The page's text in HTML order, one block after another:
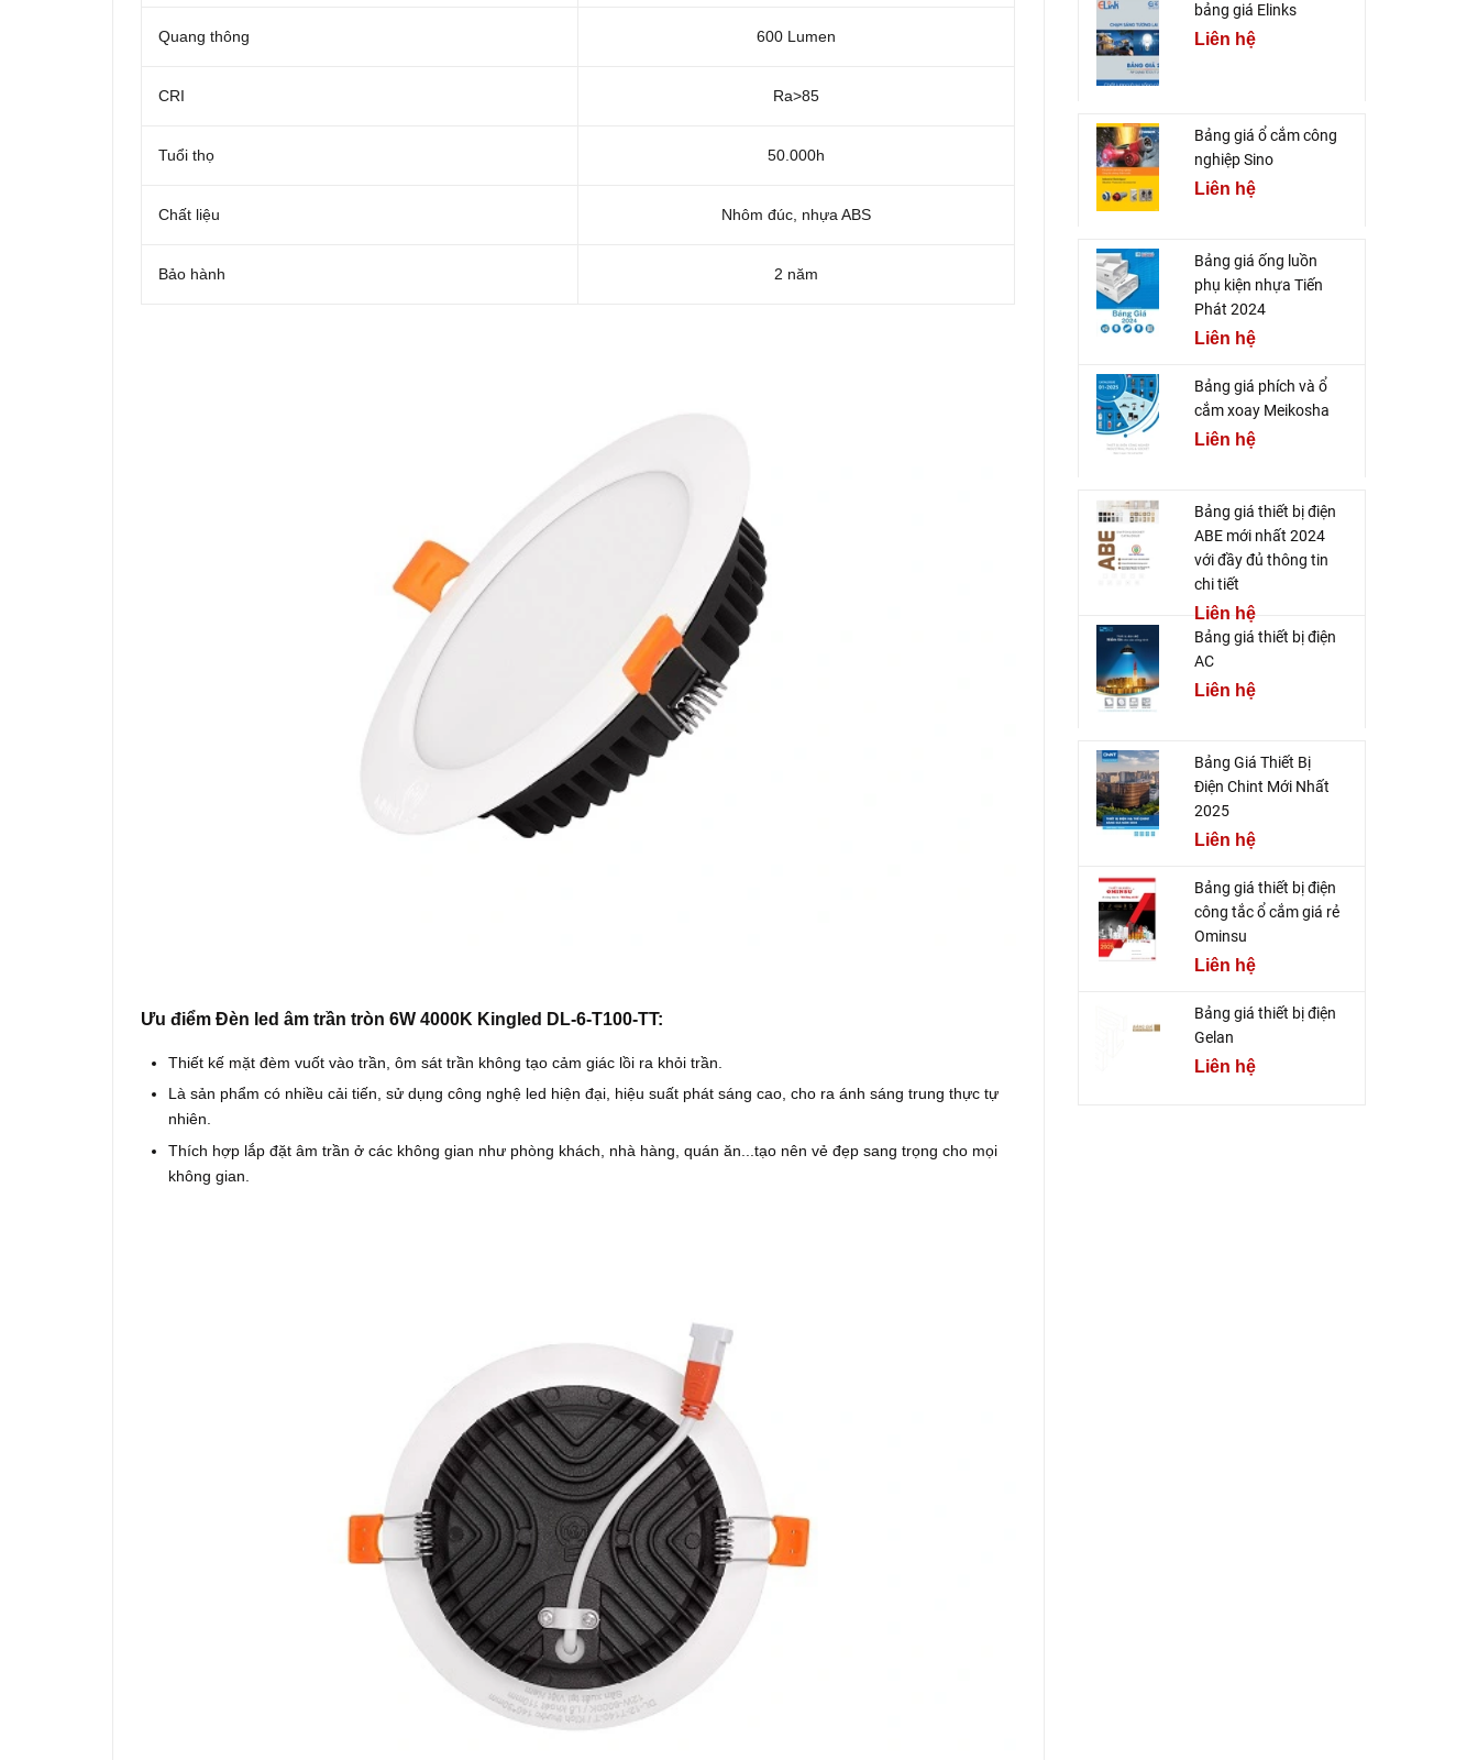
Quang thông 600 Lumen
CRI Ra>85
Tuổi thọ 50.000h
Chất liệu Nhôm đúc, nhựa ABS
Bảo hành 2 năm
Ưu điểm Đèn led âm trần tròn 6W 4000K Kingled DL-6-T100-TT:
Thiết kế mặt đèm vuốt vào trần, ôm sát trần không tạo cảm giác lồi ra khỏi trần.
Là sản phẩm có nhiều cải tiến, sử dụng công nghệ led hiện đại, hiệu suất phát sáng cao, cho ra ánh sáng trung thực tự
nhiên.
Thích hợp lắp đặt âm trần ở các không gian như phòng khách, nhà hàng, quán ăn...tạo nên vẻ đẹp sang trọng cho mọi
không gian.
bảng giá Elinks
Liên hệ
Bảng giá ổ cắm công
nghiệp Sino
Liên hệ
Bảng giá ống luồn
phụ kiện nhựa Tiến
Phát 2024
Liên hệ
Bảng giá phích và ổ
cắm xoay Meikosha
Liên hệ
Bảng giá thiết bị điện
ABE mới nhất 2024
với đầy đủ thông tin
chi tiết
Liên hệ
Bảng giá thiết bị điện
AC
Liên hệ
Bảng Giá Thiết Bị
Điện Chint Mới Nhất
2025
Liên hệ
Bảng giá thiết bị điện
công tắc ổ cắm giá rẻ
Ominsu
Liên hệ
Bảng giá thiết bị điện
Gelan
Liên hệ